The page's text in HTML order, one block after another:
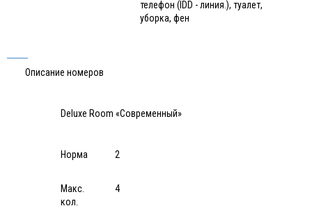
телефон (IDD - линия.), туалет,
уборка, фен
Описание номеров
Deluxe Room «Современный»
Норма 2
Макс.
кол.
4